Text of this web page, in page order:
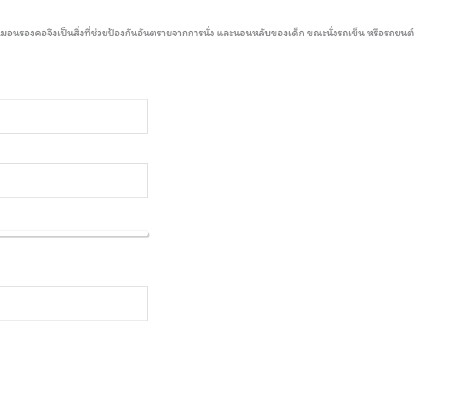
อนรองคอจึงเป็นสิ่งที่ช่วยป้องกันอันตรายจากการนั่ง และนอนหลับของเด็ก ขณะนั่งรถเข็น หรือรถยนต์